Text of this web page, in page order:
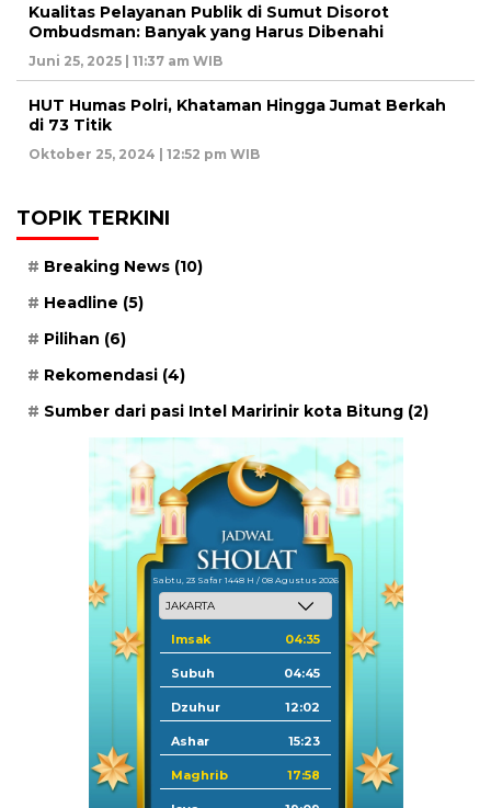
Kualitas Pelayanan Publik di Sumut Disorot
Ombudsman: Banyak yang Harus Dibenahi
Juni 25, 2025 | 11:37 am WIB
HUT Humas Polri, Khataman Hingga Jumat Berkah
di 73 Titik
Oktober 25, 2024 | 12:52 pm WIB
TOPIK TERKINI
Breaking News (10)
Headline (5)
Pilihan (6)
Rekomendasi (4)
Sumber dari pasi Intel Maririnir kota Bitung (2)
Sabtu, 23 Safar 1448 H / 08 Agustus 2026
Imsak 04:35
Subuh 04:45
Dzuhur 12:02
Ashar 15:23
Maghrib 17:58